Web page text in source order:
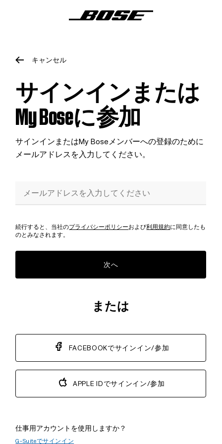
キャンセル
サインインまたは
My Boseに参加
サインインまたはMy Boseメンバーへの登録のために
メールアドレスを入力してください。
FACEBOOKでサインイン/参加
APPLE IDでサインイン/参加
仕事用アカウントを使用しますか？
G-Suiteでサインイン
続行すると、当社のプライバシーポリシーおよび利用規約に同意したも
のとみなされます。
次へ
または